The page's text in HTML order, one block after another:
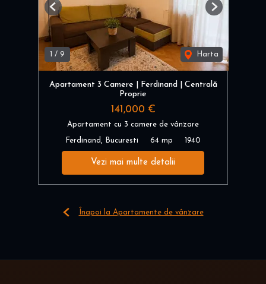
1 / 9 Harta
Previous Next
Apartament 3 Camere | Ferdinand | Centrală
Proprie
141,000 €
Apartament cu 3 camere de vânzare
Ferdinand, Bucuresti 64 mp 1940
Vezi mai multe detalii
Înapoi la Apartamente de vânzare